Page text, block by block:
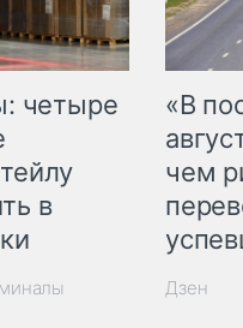
четыре
в
«В
чем
Дзен